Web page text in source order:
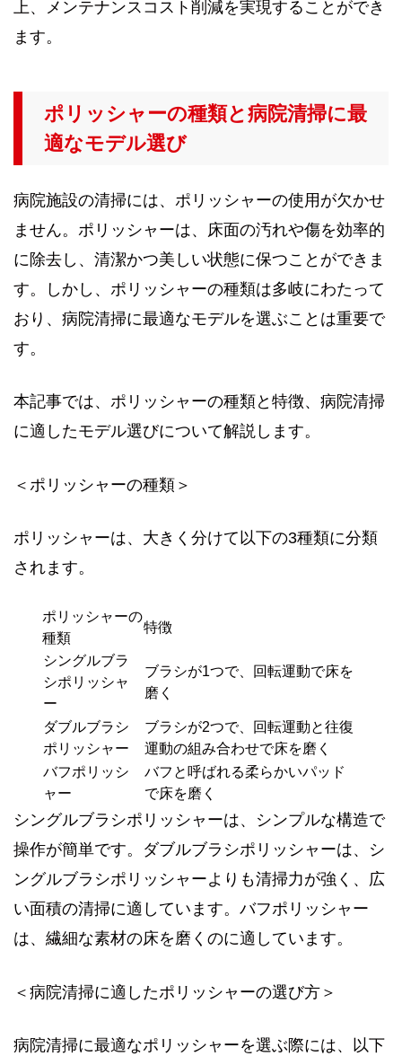
上、メンテナンスコスト削減を実現することができ
ます。
ポリッシャーの種類と病院清掃に最
適なモデル選び
病院施設の清掃には、ポリッシャーの使用が欠かせ
ません。ポリッシャーは、床面の汚れや傷を効率的
に除去し、清潔かつ美しい状態に保つことができま
す。しかし、ポリッシャーの種類は多岐にわたって
おり、病院清掃に最適なモデルを選ぶことは重要で
す。
本記事では、ポリッシャーの種類と特徴、病院清掃
に適したモデル選びについて解説します。
＜ポリッシャーの種類＞
ポリッシャーは、大きく分けて以下の3種類に分類
されます。
ポリッシャーの
種類
特徴
シングルブラ
シポリッシャ
ー
ブラシが1つで、回転運動で床を
磨く
ダブルブラシ
ポリッシャー
ブラシが2つで、回転運動と往復
運動の組み合わせで床を磨く
バフポリッシ
ャー
バフと呼ばれる柔らかいパッド
で床を磨く
シングルブラシポリッシャーは、シンプルな構造で
操作が簡単です。ダブルブラシポリッシャーは、シ
ングルブラシポリッシャーよりも清掃力が強く、広
い面積の清掃に適しています。バフポリッシャー
は、繊細な素材の床を磨くのに適しています。
＜病院清掃に適したポリッシャーの選び方＞
病院清掃に最適なポリッシャーを選ぶ際には、以下